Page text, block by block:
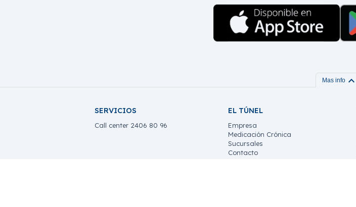
Mas info expand_more
SERVICIOS
Call center 2406 80 96
EL TÚNEL
Empresa
Medicación Crónica
Sucursales
Contacto